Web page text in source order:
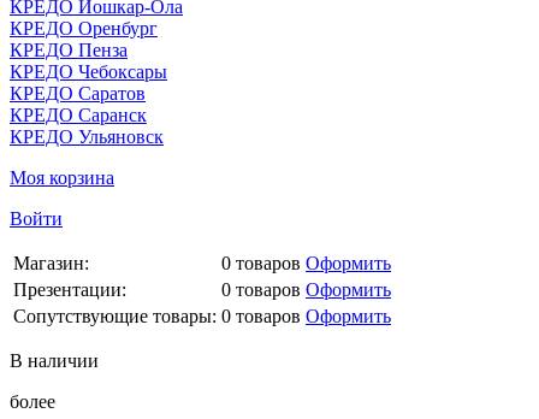
КРЕДО Йошкар-Ола
КРЕДО Оренбург
КРЕДО Пенза
КРЕДО Чебоксары
КРЕДО Саратов
КРЕДО Саранск
КРЕДО Ульяновск
Моя корзина
Войти
Магазин: 0 товаров Оформить
Презентации:
0 товаров Оформить
Сопутствующие товары: 0 товаров Оформить
В наличии
более